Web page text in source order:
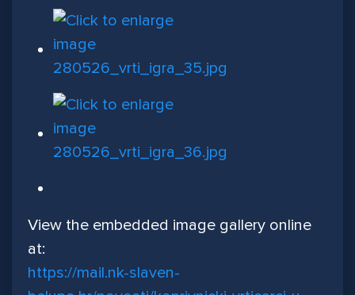
View the embedded image gallery online
at:
https://mail.nk-slaven-